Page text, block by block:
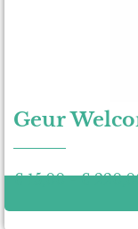
Geur
€15,00 - €